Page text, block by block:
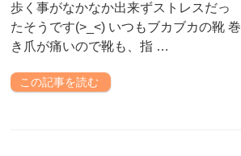
歩く事がなかなか出来ずストレスだっ
たそうです(>_<) いつもブカブカの靴 巻
き爪が痛いので靴も、指 …
この記事を読む